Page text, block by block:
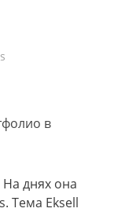
в
днях она
Тема Eksell